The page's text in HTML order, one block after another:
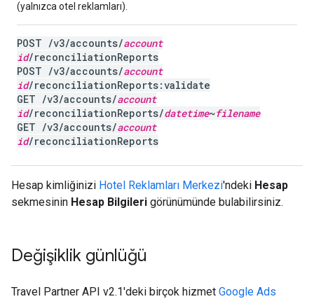
(yalnızca otel reklamları).
POST /v3/accounts/account
id/reconciliationReports
POST /v3/accounts/account
id/reconciliationReports:validate
GET /v3/accounts/account
id/reconciliationReports/datetime~filename
GET /v3/accounts/account
id/reconciliationReports
Hesap kimliğinizi Hotel Reklamları Merkezi'ndeki Hesap
sekmesinin Hesap Bilgileri görünümünde bulabilirsiniz.
Değişiklik günlüğü
Travel Partner API v2.1'deki birçok hizmet Google Ads